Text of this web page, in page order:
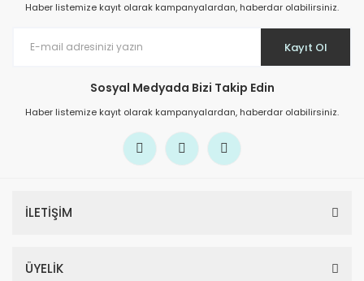
Haber listemize kayıt olarak kampanyalardan, haberdar olabilirsiniz.
Kayıt Ol
Sosyal Medyada Bizi Takip Edin
Haber listemize kayıt olarak kampanyalardan, haberdar olabilirsiniz.
İLETİŞİM
ÜYELİK